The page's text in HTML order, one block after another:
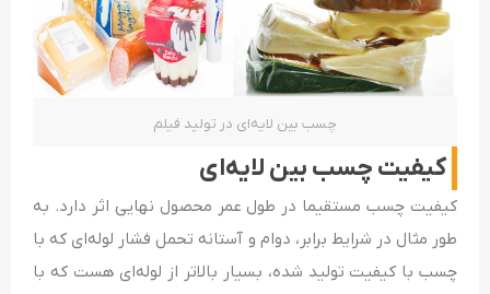
چسب بین لایه‌ای در تولید فیلم
کیفیت چسب بین لایه‌ای
کیفیت چسب مستقیما در طول عمر محصول نهایی اثر دارد. به
طور مثال در شرایط برابر، دوام و آستانه تحمل فشار لوله‌ای که با
چسب با کیفیت تولید شده، بسیار بالاتر از لوله‌ای هست که با